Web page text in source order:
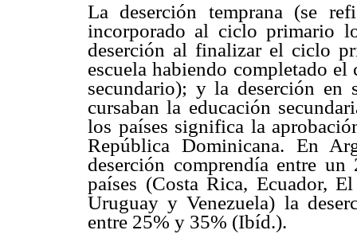
La deserción temprana (se
incorporado al ciclo primario
deserción al finalizar el ciclo
escuela habiendo completado
secundario); y la deserción en
cursaban la educación
los países significa la
República Dominicana. En
deserción comprendía entre
países (Costa Rica, Ecuador,
Uruguay y Venezuela) la
entre 25% y 35% (Ibíd.).